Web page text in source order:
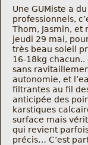
Comment être
Programme
Crazy Gums
Rechercher
Une GUMiste a
professionnels,
Thom, Jasmin, et
jeudi 29 mai,
très beau soleil
16-18kg
sans
autonomie, et
filtrantes au fil
anticipée des
karstiques
surface mais
qui revient
précis… C’est